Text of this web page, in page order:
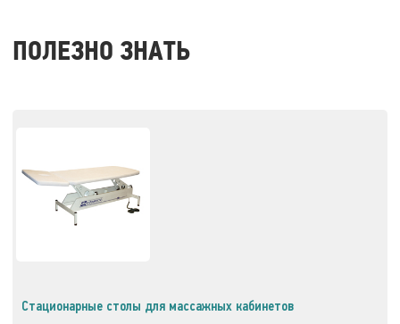
ПОЛЕЗНО ЗНАТЬ
Стационарные столы для массажных кабинетов